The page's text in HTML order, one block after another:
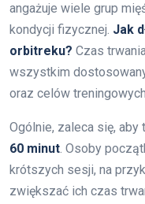
angażuje wiele grup
kondycji fizycznej. Jak
orbitreku? Czas
wszystkim
oraz celów
Ogólnie, zaleca się, aby
60 minut. Osoby
krótszych sesji, na
zwiększać ich czas